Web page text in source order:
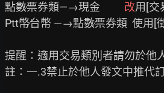
點數∕票券類—→現金 改用[交
Ptt幣∕台幣 —→點數∕票券類  使用[
提醒：適用交易類別者請勿於他
註：一.3禁止於他人發文中推代